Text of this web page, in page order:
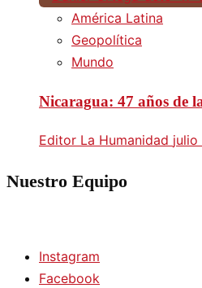
América Latina
Geopolítica
Mundo
Nicaragua: 47 años de
Editor La Humanidad julio
Nuestro Equipo
Instagram
Facebook